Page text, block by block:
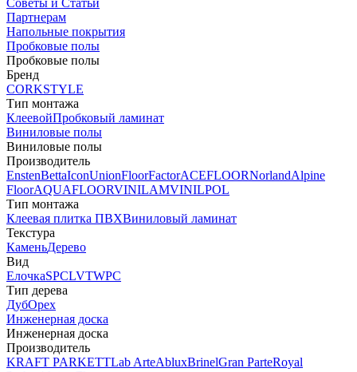
Советы и Статьи
Партнерам
Напольные покрытия
Пробковые полы
Пробковые полы
Бренд
CORKSTYLE
Тип монтажа
КлеевойПробковый ламинат
Виниловые полы
Виниловые полы
Производитель
EnstenBettaIconUnionFloorFactorACEFLOORNorlandAlpine
FloorAQUAFLOORVINILAMVINILPOL
Тип монтажа
Клеевая плитка ПВХВиниловый ламинат
Текстура
КаменьДерево
Вид
ЕлочкаSPCLVTWPC
Тип дерева
ДубОрех
Инженерная доска
Инженерная доска
Производитель
KRAFT PARKETTLab ArteAbluxBrinelGran ParteRoyal